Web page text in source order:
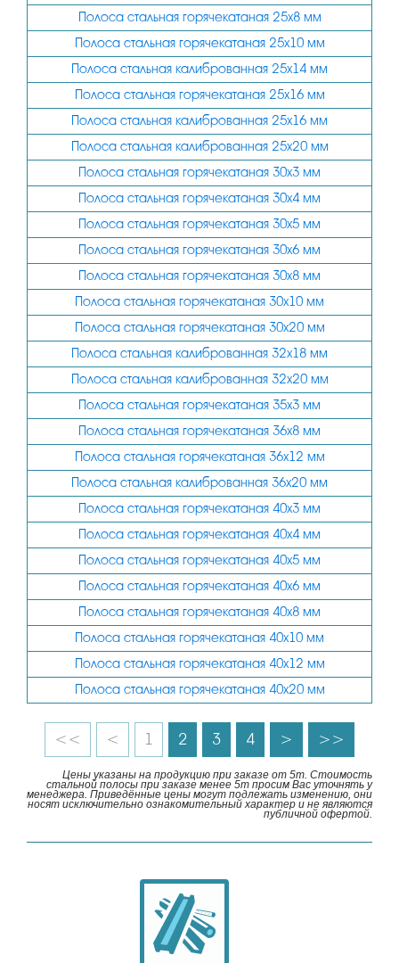
120
150
200
250
300
400
120
150
170
200
300
400
500
505
600
605
610
800
900
1000
Полоса стальная горячекатаная 25х8 мм
Полоса стальная горячекатаная 25х10 мм
Полоса стальная калиброванная 25х14 мм
Полоса стальная горячекатаная 25х16 мм
Полоса стальная калиброванная 25х16 мм
Полоса стальная калиброванная 25х20 мм
Полоса стальная горячекатаная 30х3 мм
Полоса стальная горячекатаная 30х4 мм
Полоса стальная горячекатаная 30х5 мм
Полоса стальная горячекатаная 30х6 мм
Полоса стальная горячекатаная 30х8 мм
Полоса стальная горячекатаная 30х10 мм
Полоса стальная горячекатаная 30х20 мм
Полоса стальная калиброванная 32х18 мм
Полоса стальная калиброванная 32х20 мм
Полоса стальная горячекатаная 35х3 мм
Полоса стальная горячекатаная 36х8 мм
Полоса стальная горячекатаная 36х12 мм
Полоса стальная калиброванная 36х20 мм
Полоса стальная горячекатаная 40х3 мм
Полоса стальная горячекатаная 40х4 мм
Полоса стальная горячекатаная 40х5 мм
Полоса стальная горячекатаная 40х6 мм
Полоса стальная горячекатаная 40х8 мм
Полоса стальная горячекатаная 40х10 мм
Полоса стальная горячекатаная 40х12 мм
Полоса стальная горячекатаная 40х20 мм
<< < 1 2 3 4 > >>
Цены указаны на продукцию при заказе от 5т. Стоимость
стальной полосы при заказе менее 5т просим Вас уточнять у
менеджера. Приведённые цены могут подлежать изменению, они
носят исключительно ознакомительный характер и не являются
публичной офертой.